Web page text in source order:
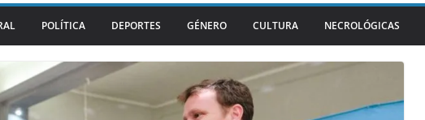
POLÍTICA DEPORTES GÉNERO CULTURA NECROLÓGICAS